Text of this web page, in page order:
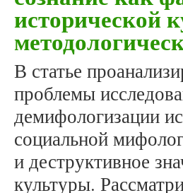
исторической
В статье
проблемы
демифологизации
социальной
и деструктивное
культуры.